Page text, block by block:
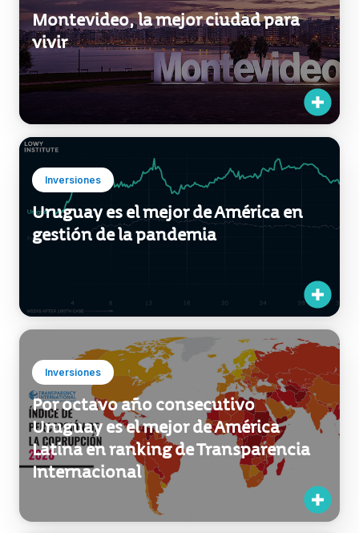
Montevideo, la mejor ciudad para
vivir
Inversiones
Uruguay es el mejor de América en
gestión de la pandemia
Inversiones
Por octavo año consecutivo
Uruguay es el mejor de América
Latina en ranking de Transparencia
Internacional